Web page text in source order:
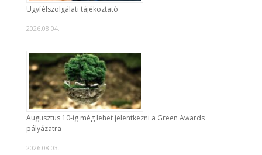
Ügyfélszolgálati tájékoztató
2026.08.04.
Augusztus 10-ig még lehet jelentkezni a Green Awards
pályázatra
2026.08.03.